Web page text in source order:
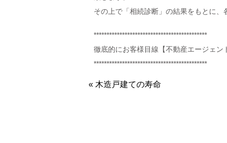
その上で「相続診断」の結果をもとに、
********************************************
徹底的にお客様目線【不動産エージェン
********************************************
« 木造戸建ての寿命